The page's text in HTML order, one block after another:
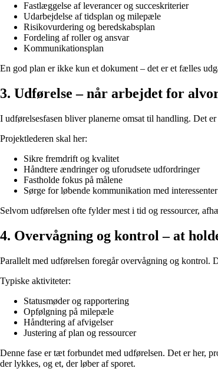
Fastlæggelse af leverancer og succeskriterier
Udarbejdelse af tidsplan og milepæle
Risikovurdering og beredskabsplan
Fordeling af roller og ansvar
Kommunikationsplan
En god plan er ikke kun et dokument – det er et fælles
3. Udførelse – når arbejdet for
I udførelsesfasen bliver planerne omsat til handling. Det
Projektlederen skal her:
Sikre fremdrift og kvalitet
Håndtere ændringer og uforudsete udfordringer
Fastholde fokus på målene
Sørge for løbende kommunikation med interessenter
Selvom udførelsen ofte fylder mest i tid og ressourcer,
4. Overvågning og kontrol – at
Parallelt med udførelsen foregår overvågning og kontrol.
Typiske aktiviteter:
Statusmøder og rapportering
Opfølgning på milepæle
Håndtering af afvigelser
Justering af plan og ressourcer
Denne fase er tæt forbundet med udførelsen. Det er her,
der lykkes, og et, der løber af sporet.